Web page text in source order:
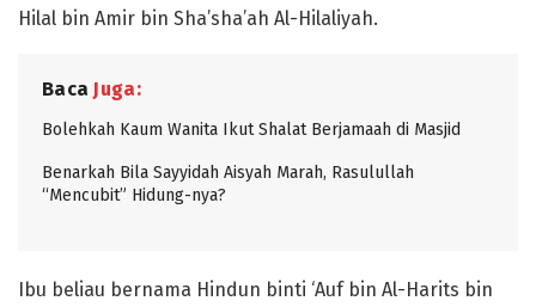
Hilal bin Amir bin Sha’sha’ah Al-Hilaliyah.
Baca Juga:
Bolehkah Kaum Wanita Ikut Shalat Berjamaah di Masjid
Benarkah Bila Sayyidah Aisyah Marah, Rasulullah
“Mencubit” Hidung-nya?
Ibu beliau bernama Hindun binti ‘Auf bin Al-Harits bin